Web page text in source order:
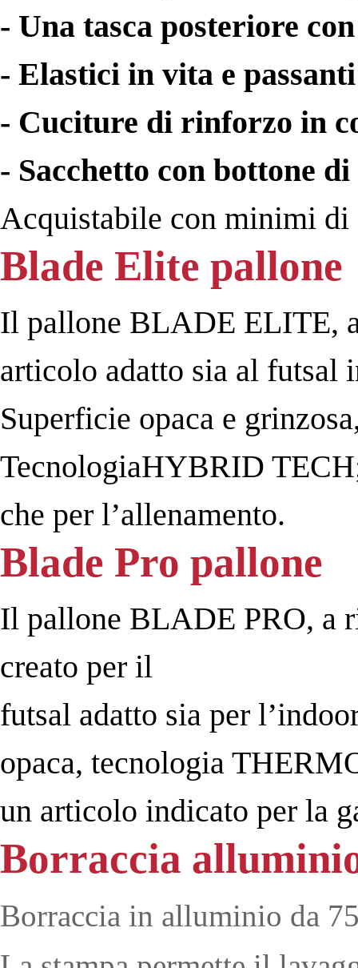
- Una tasca posteriore
- Elastici in vita e
- Cuciture di rinforzo in
- Sacchetto con bottone
Acquistabile con minimi di
Blade Elite pallone
Il pallone BLADE ELITE,
articolo adatto sia al futsal
Superficie opaca e
TecnologiaHYBRID
che per l’allenamento.
Blade Pro pallone
Il pallone BLADE PRO, a
creato per il
futsal adatto sia per
opaca, tecnologia
un articolo indicato per la
Borraccia
Borraccia in alluminio da